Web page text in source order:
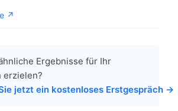
↗
Ergebnisse für Ihr
erzielen?
jetzt ein kostenloses Erstgespräch →